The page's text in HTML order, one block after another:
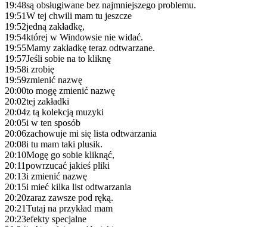
19:48są obsługiwane bez najmniejszego problemu.
19:51W tej chwili mam tu jeszcze
19:52jedną zakładkę,
19:54której w Windowsie nie widać.
19:55Mamy zakładkę teraz odtwarzane.
19:57Jeśli sobie na to kliknę
19:58i zrobię
19:59zmienić nazwę
20:00to mogę zmienić nazwę
20:02tej zakładki
20:04z tą kolekcją muzyki
20:05i w ten sposób
20:06zachowuje mi się lista odtwarzania
20:08i tu mam taki plusik.
20:10Mogę go sobie kliknąć,
20:11powrzucać jakieś pliki
20:13i zmienić nazwę
20:15i mieć kilka list odtwarzania
20:20zaraz zawsze pod ręką.
20:21Tutaj na przykład mam
20:23efekty specjalne